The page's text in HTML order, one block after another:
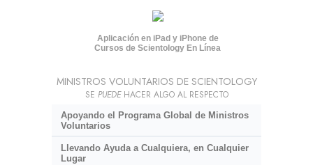
Aplicación en iPad y iPhone de
Cursos de Scientology En Línea
MINISTROS VOLUNTARIOS DE SCIENTOLOGY
SE PUEDEHACER ALGO AL RESPECTO
Apoyando el Programa Global de Ministros
Voluntarios
Llevando Ayuda a Cualquiera, en Cualquier
Lugar